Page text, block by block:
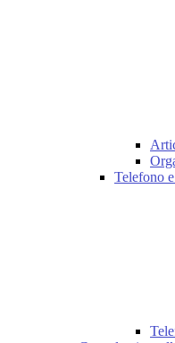
Telefono